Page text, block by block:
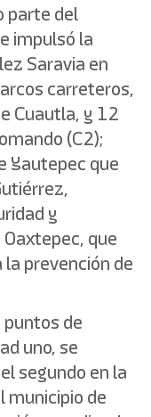
parte del
impulsó la
Saravia en
carreteros,
Cuautla, y 12
(C2);
Yautepec que
y
que
prevención de
puntos de
uno, se
segundo en la
municipio de